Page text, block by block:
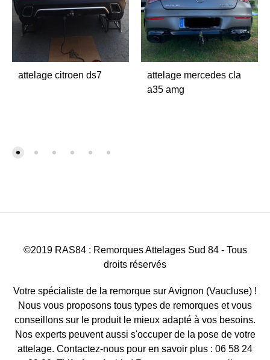
attelage citroen ds7
attelage mercedes cla
a35 amg
Votre spécialiste de la remorque sur Avignon (Vaucluse) !
Nous vous proposons tous types de remorques et vous
conseillons sur le produit le mieux adapté à vos besoins.
Nos experts peuvent aussi s'occuper de la pose de votre
attelage. Contactez-nous pour en savoir plus : 06 58 24
©2019 RAS84 : Remorques Attelages Sud 84 - Tous
droits réservés